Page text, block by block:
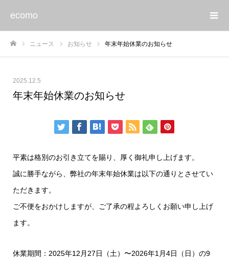
ecomo
ニュース お知らせ 年末年始休業のお知らせ
2025.12.5
年末年始休業のお知らせ
平素は格別のお引き立てを賜り、厚く御礼申し上げます。
誠に勝手ながら、弊社の年末年始休業は以下の通りとさせてい
ただきます。
ご不便をおかけしますが、ご了承の程よろしくお願い申し上げ
ます。
休業期間：2025年12月27日（土）〜2026年1月4日（日）の9